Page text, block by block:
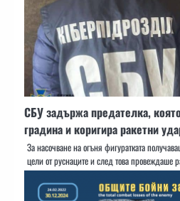
СБУ задържа предателка,
градина и коригира ракетни
За насочване на огъня фигуратката
цели от руснаците и след това провеждаше